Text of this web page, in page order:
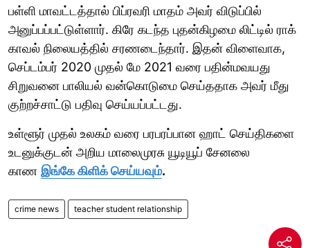
பள்ளி மாவட்டத்தால் பிப்ரவரி மாதம் அவர் விடுப்பில்
அனுப்பப்பட்டுள்ளார். கிரே கடந்த புதன்கிழமை லிட்டில் ராக்
காவல் நிலையத்தில் சரணடைந்தார். இதன் விளைவாக,
செப்டம்பர் 2020 முதல் மே 2021 வரை பதின்மவயது
சிறுவனை பாலியல் வன்கொடுமை செய்ததாக அவர் மீது
குற்றச்சாட்டு பதிவு செய்யப்பட்டது.
உள்ளூர் முதல் உலகம் வரை பரபரப்பான ஹாட் செய்திகளை
உடனுக்குடன் அறிய மாலைமுரசு யூடியூப் சேனலை
காண இங்கே கிளிக் செய்யவும்.
crime news teacher student relationship